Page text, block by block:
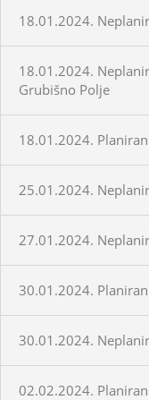
18.01.2024.
18.01.2024.
Grubišno Polje
18.01.2024.
25.01.2024.
27.01.2024.
30.01.2024.
30.01.2024.
02.02.2024.